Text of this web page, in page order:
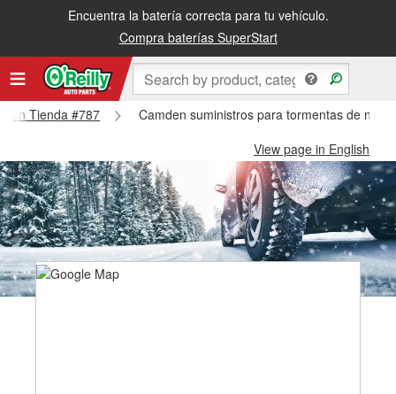
Encuentra la batería correcta para tu vehículo.
Compra baterías SuperStart
Tienda #787
Camden suministros para tormentas de
View page in English